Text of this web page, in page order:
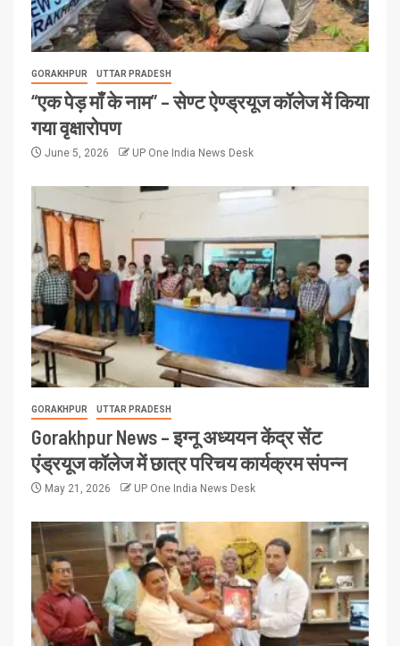
GORAKHPUR UTTAR PRADESH
“एक पेड़ माँ के नाम” – सेण्ट ऐण्ड्रयूज कॉलेज में किया
गया वृक्षारोपण
June 5, 2026 UP One India News Desk
GORAKHPUR UTTAR PRADESH
Gorakhpur News – इग्नू अध्ययन केंद्र सेंट
एंड्रयूज कॉलेज में छात्र परिचय कार्यक्रम संपन्न
May 21, 2026 UP One India News Desk